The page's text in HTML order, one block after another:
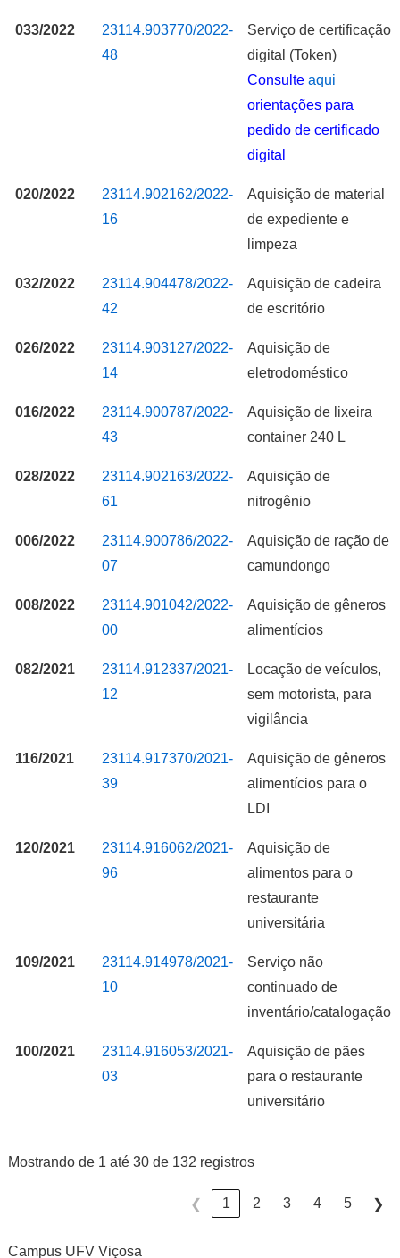
033/2022
23114.903770/2022-
48
Serviço de certificação
digital (Token)
Consulte aqui
orientações para
pedido de certificado
digital
020/2022
23114.902162/2022-
16
Aquisição de material
de expediente e
limpeza
032/2022
23114.904478/2022-
42
Aquisição de cadeira
de escritório
026/2022
23114.903127/2022-
14
Aquisição de
eletrodoméstico
016/2022
23114.900787/2022-
43
Aquisição de lixeira
container 240 L
028/2022
23114.902163/2022-
61
Aquisição de
nitrogênio
006/2022
23114.900786/2022-
07
Aquisição de ração de
camundongo
008/2022
23114.901042/2022-
00
Aquisição de gêneros
alimentícios
082/2021
23114.912337/2021-
12
Locação de veículos,
sem motorista, para
vigilância
116/2021
23114.917370/2021-
39
Aquisição de gêneros
alimentícios para o
LDI
120/2021
23114.916062/2021-
96
Aquisição de
alimentos para o
restaurante
universitária
109/2021
23114.914978/2021-
10
Serviço não
continuado de
inventário/catalogação
100/2021
23114.916053/2021-
03
Aquisição de pães
para o restaurante
universitário
Mostrando de 1 até 30 de 132 registros
❮ 1 2 3 4 5 ❯
Campus UFV Viçosa